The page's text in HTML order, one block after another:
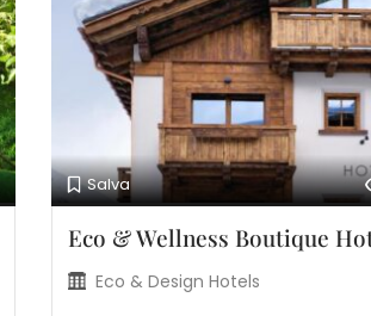
Salva
Eco & Wellness Boutique
Eco & Design Hotels